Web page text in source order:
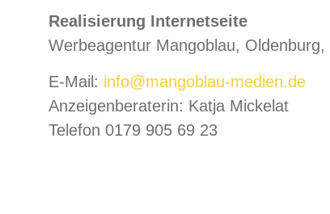
Realisierung Internetseite
Werbeagentur Mangoblau, Oldenburg,
E-Mail: info@mangoblau-medien.de
Anzeigenberaterin: Katja Mickelat
Telefon 0179 905 69 23